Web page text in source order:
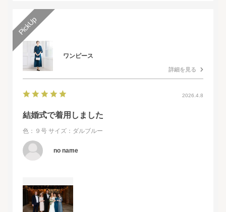
ワンピース
詳細を見る
2026.4.8
結婚式で着用しました
色：９号 サイズ：ダルブルー
no name